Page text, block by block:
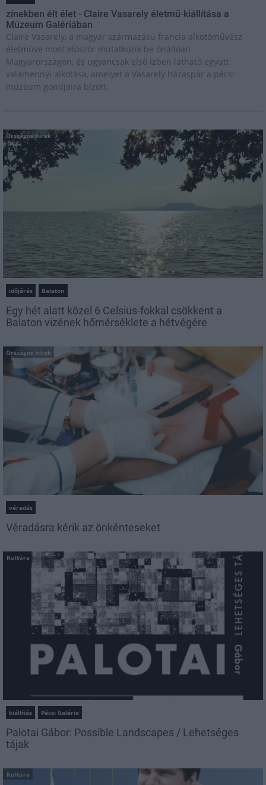
zínekben élt élet - Claire Vasarely életmű-kiállítása a
Múzeum Galériában
Claire Vasarely, a magyar származású francia alkotóművész
életműve most először mutatkozik be önállóan
Magyarországon, és ugyancsak első ízben látható együtt
valamennyi alkotása, amelyet a Vasarely házaspár a pécsi
múzeum gondjaira bízott.
Országos hírek
időjárás Balaton
Egy hét alatt közel 6 Celsius-fokkal csökkent a
Balaton vizének hőmérséklete a hétvégére
Országos hírek
véradás
Véradásra kérik az önkénteseket
Kultúra
kiállítás Pécsi Galéria
Palotai Gábor: Possible Landscapes / Lehetséges
tájak
Kultúra